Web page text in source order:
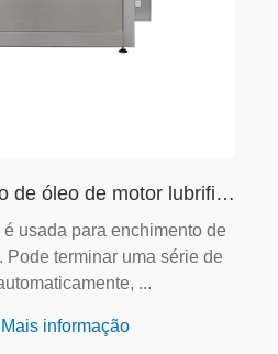
Linha de enchimento de óleo de motor lubrificante automático
usada para enchimento de
Pode terminar uma série de
...
informação